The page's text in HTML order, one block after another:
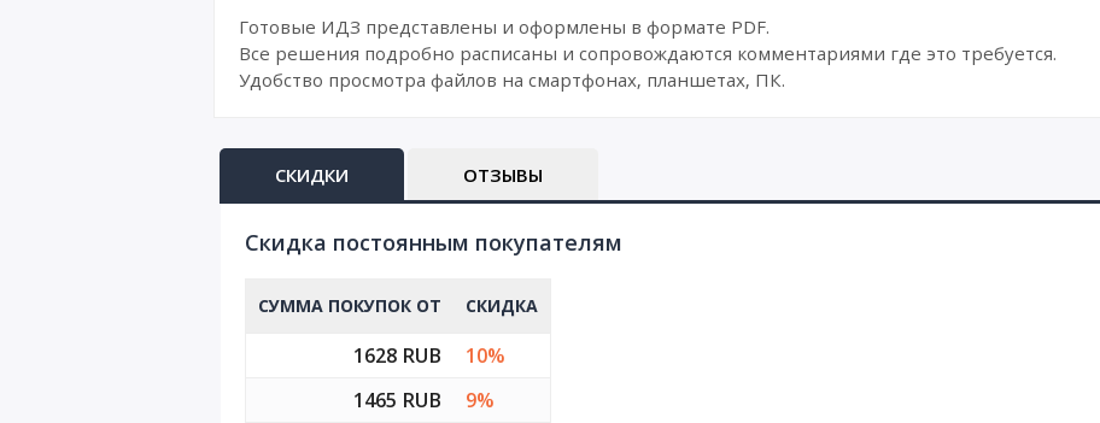
Готовые ИДЗ представлены и оформлены в формате PDF.
Все решения подробно расписаны и сопровождаются комментариями где это требуется.
Удобство просмотра файлов на смартфонах, планшетах, ПК.
СКИДКИ ОТЗЫВЫ
Cкидка постоянным покупателям
СУММА ПОКУПОК ОТ СКИДКА
1628 RUB
10%
1465 RUB
9%